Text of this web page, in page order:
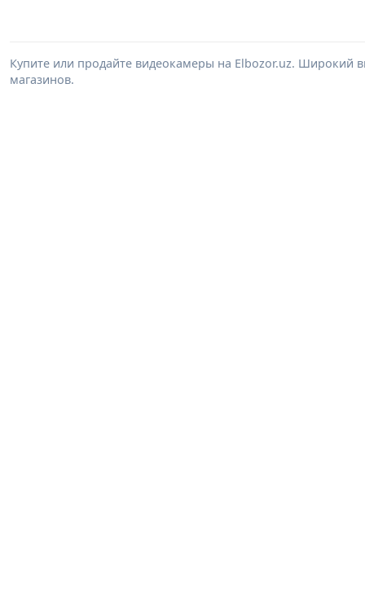
Купите или продайте видеокамеры на Elbozor.uz. Широкий
магазинов.